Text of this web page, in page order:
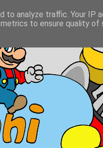
analyze traffic. Your IP
to ensure quality of